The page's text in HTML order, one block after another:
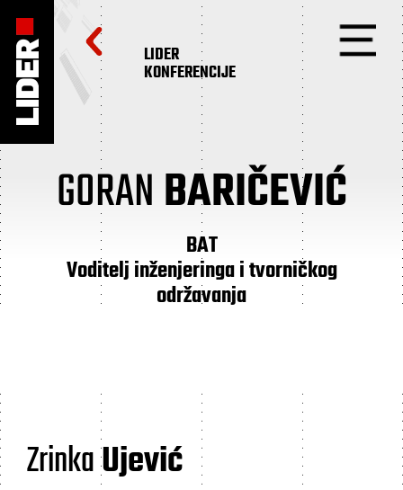
LIDER
KONFERENCIJE
GORANBARIČEVIĆ
BAT
Voditelj inženjeringa i tvorničkog
održavanja
ZrinkaUjević